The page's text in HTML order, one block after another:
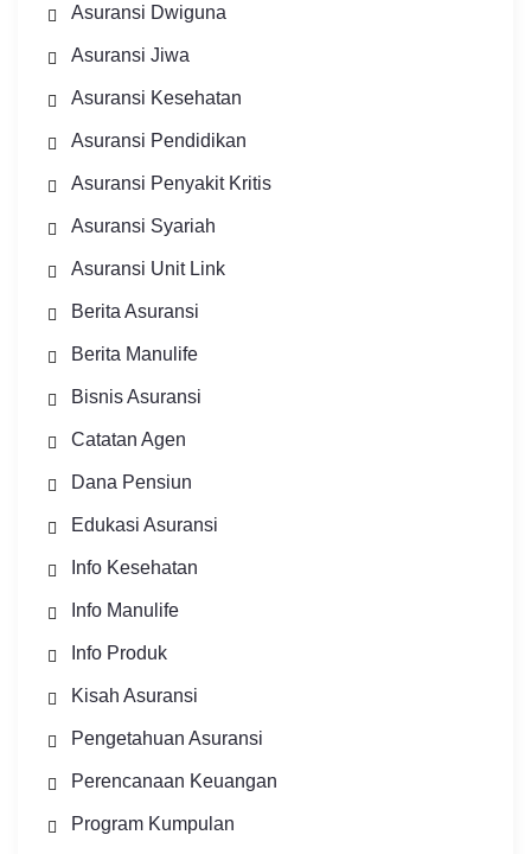
Asuransi Dwiguna
Asuransi Jiwa
Asuransi Kesehatan
Asuransi Pendidikan
Asuransi Penyakit Kritis
Asuransi Syariah
Asuransi Unit Link
Berita Asuransi
Berita Manulife
Bisnis Asuransi
Catatan Agen
Dana Pensiun
Edukasi Asuransi
Info Kesehatan
Info Manulife
Info Produk
Kisah Asuransi
Pengetahuan Asuransi
Perencanaan Keuangan
Program Kumpulan